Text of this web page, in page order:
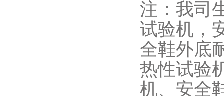
注：我司
试验机，
全鞋外底
热性试验
机、安全